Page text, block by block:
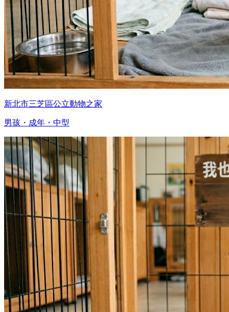
新北市三芝區公立動物之家
男孩・成年・中型